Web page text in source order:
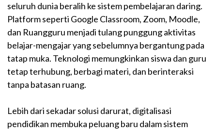
seluruh dunia beralih ke sistem pembelajaran daring.
Platform seperti Google Classroom, Zoom, Moodle,
dan Ruangguru menjadi tulang punggung aktivitas
belajar-mengajar yang sebelumnya bergantung pada
tatap muka. Teknologi memungkinkan siswa dan guru
tetap terhubung, berbagi materi, dan berinteraksi
tanpa batasan ruang.
Lebih dari sekadar solusi darurat, digitalisasi
pendidikan membuka peluang baru dalam sistem